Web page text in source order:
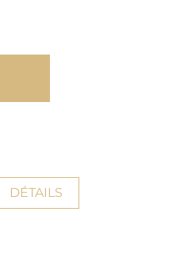
DÉTAILS